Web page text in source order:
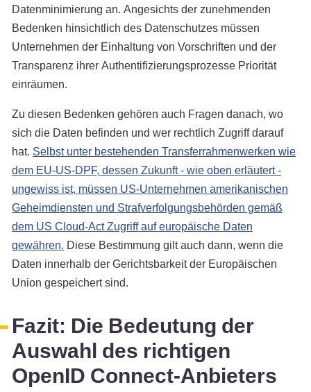
Datenminimierung an. Angesichts der zunehmenden
Bedenken hinsichtlich des Datenschutzes müssen
Unternehmen der Einhaltung von Vorschriften und der
Transparenz ihrer Authentifizierungsprozesse Priorität
einräumen.
Zu diesen Bedenken gehören auch Fragen danach, wo
sich die Daten befinden und wer rechtlich Zugriff darauf
hat. Selbst unter bestehenden Transferrahmenwerken wie
dem EU-US-DPF, dessen Zukunft - wie oben erläutert -
ungewiss ist, müssen US-Unternehmen amerikanischen
Geheimdiensten und Strafverfolgungsbehörden gemäß
dem US Cloud-Act Zugriff auf europäische Daten
gewähren. Diese Bestimmung gilt auch dann, wenn die
Daten innerhalb der Gerichtsbarkeit der Europäischen
Union gespeichert sind.
Fazit: Die Bedeutung der
Auswahl des richtigen
OpenID Connect-Anbieters